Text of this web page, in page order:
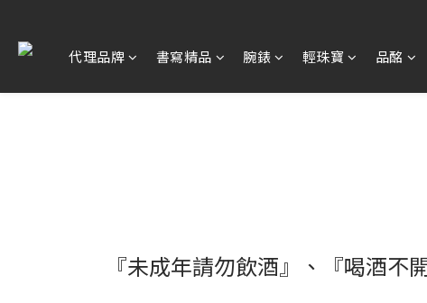
代理品牌 書寫精品 腕錶 輕珠寶 品酩
『未成年請勿飲酒』、『喝酒不